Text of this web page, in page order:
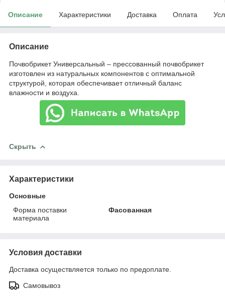
Описание Характеристики Доставка Оплата
Описание
Почвобрикет Универсальный – прессованный почвобрикет
изготовлен из натуральных компонентов с оптимальной
структурой, которая обеспечивает отличный баланс
влажности и воздуха.
Скрыть
Характеристики
Основные
Форма поставки
материала
Фасованная
Условия доставки
Доставка осуществляется только по предоплате.
Самовывоз